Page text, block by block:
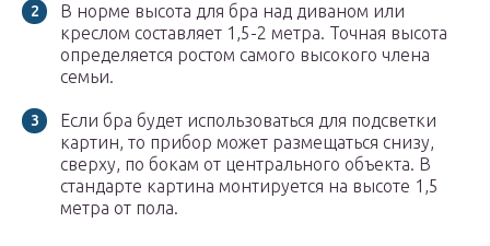
В норме высота для бра над диваном или
креслом составляет 1,5-2 метра. Точная высота
определяется ростом самого высокого члена
семьи.
Если бра будет использоваться для подсветки
картин, то прибор может размещаться снизу,
сверху, по бокам от центрального объекта. В
стандарте картина монтируется на высоте 1,5
метра от пола.